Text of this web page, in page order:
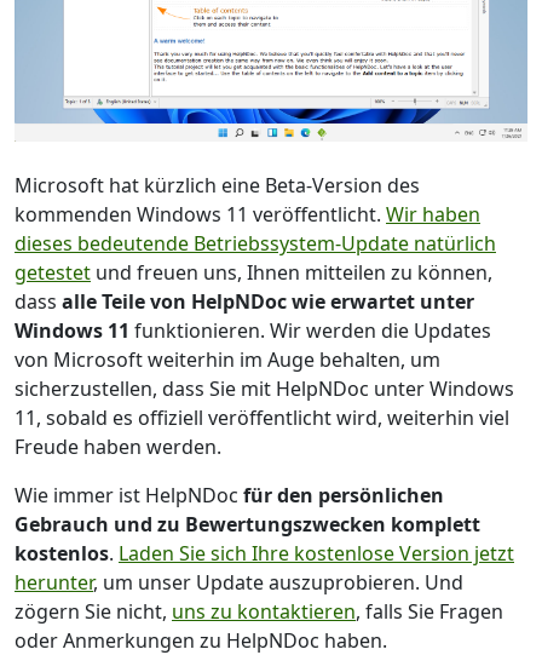
Microsoft hat kürzlich eine Beta-Version des
kommenden Windows 11 veröffentlicht. Wir haben
dieses bedeutende Betriebssystem-Update natürlich
getestet und freuen uns, Ihnen mitteilen zu können,
dass alle Teile von HelpNDoc wie erwartet unter
Windows 11 funktionieren. Wir werden die Updates
von Microsoft weiterhin im Auge behalten, um
sicherzustellen, dass Sie mit HelpNDoc unter Windows
11, sobald es offiziell veröffentlicht wird, weiterhin viel
Freude haben werden.
Wie immer ist HelpNDoc für den persönlichen
Gebrauch und zu Bewertungszwecken komplett
kostenlos. Laden Sie sich Ihre kostenlose Version jetzt
herunter, um unser Update auszuprobieren. Und
zögern Sie nicht, uns zu kontaktieren, falls Sie Fragen
oder Anmerkungen zu HelpNDoc haben.